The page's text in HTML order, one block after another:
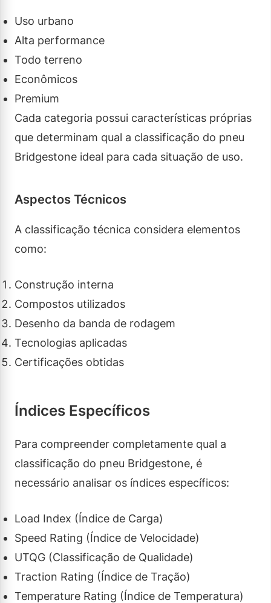
Uso urbano
Alta performance
Todo terreno
Econômicos
Premium
Cada categoria possui características próprias
que determinam qual a classificação do pneu
Bridgestone ideal para cada situação de uso.
Aspectos Técnicos
A classificação técnica considera elementos
como:
Construção interna
Compostos utilizados
Desenho da banda de rodagem
Tecnologias aplicadas
Certificações obtidas
Índices Específicos
Para compreender completamente qual a
classificação do pneu Bridgestone, é
necessário analisar os índices específicos:
Load Index (Índice de Carga)
Speed Rating (Índice de Velocidade)
UTQG (Classificação de Qualidade)
Traction Rating (Índice de Tração)
Temperature Rating (Índice de Temperatura)